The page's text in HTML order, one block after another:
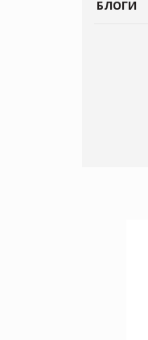
БЛОГИ